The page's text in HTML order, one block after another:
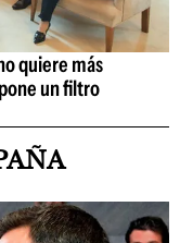
quiere más
un filtro